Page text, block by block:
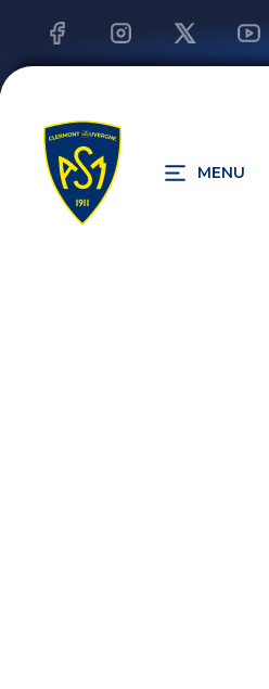
MENU